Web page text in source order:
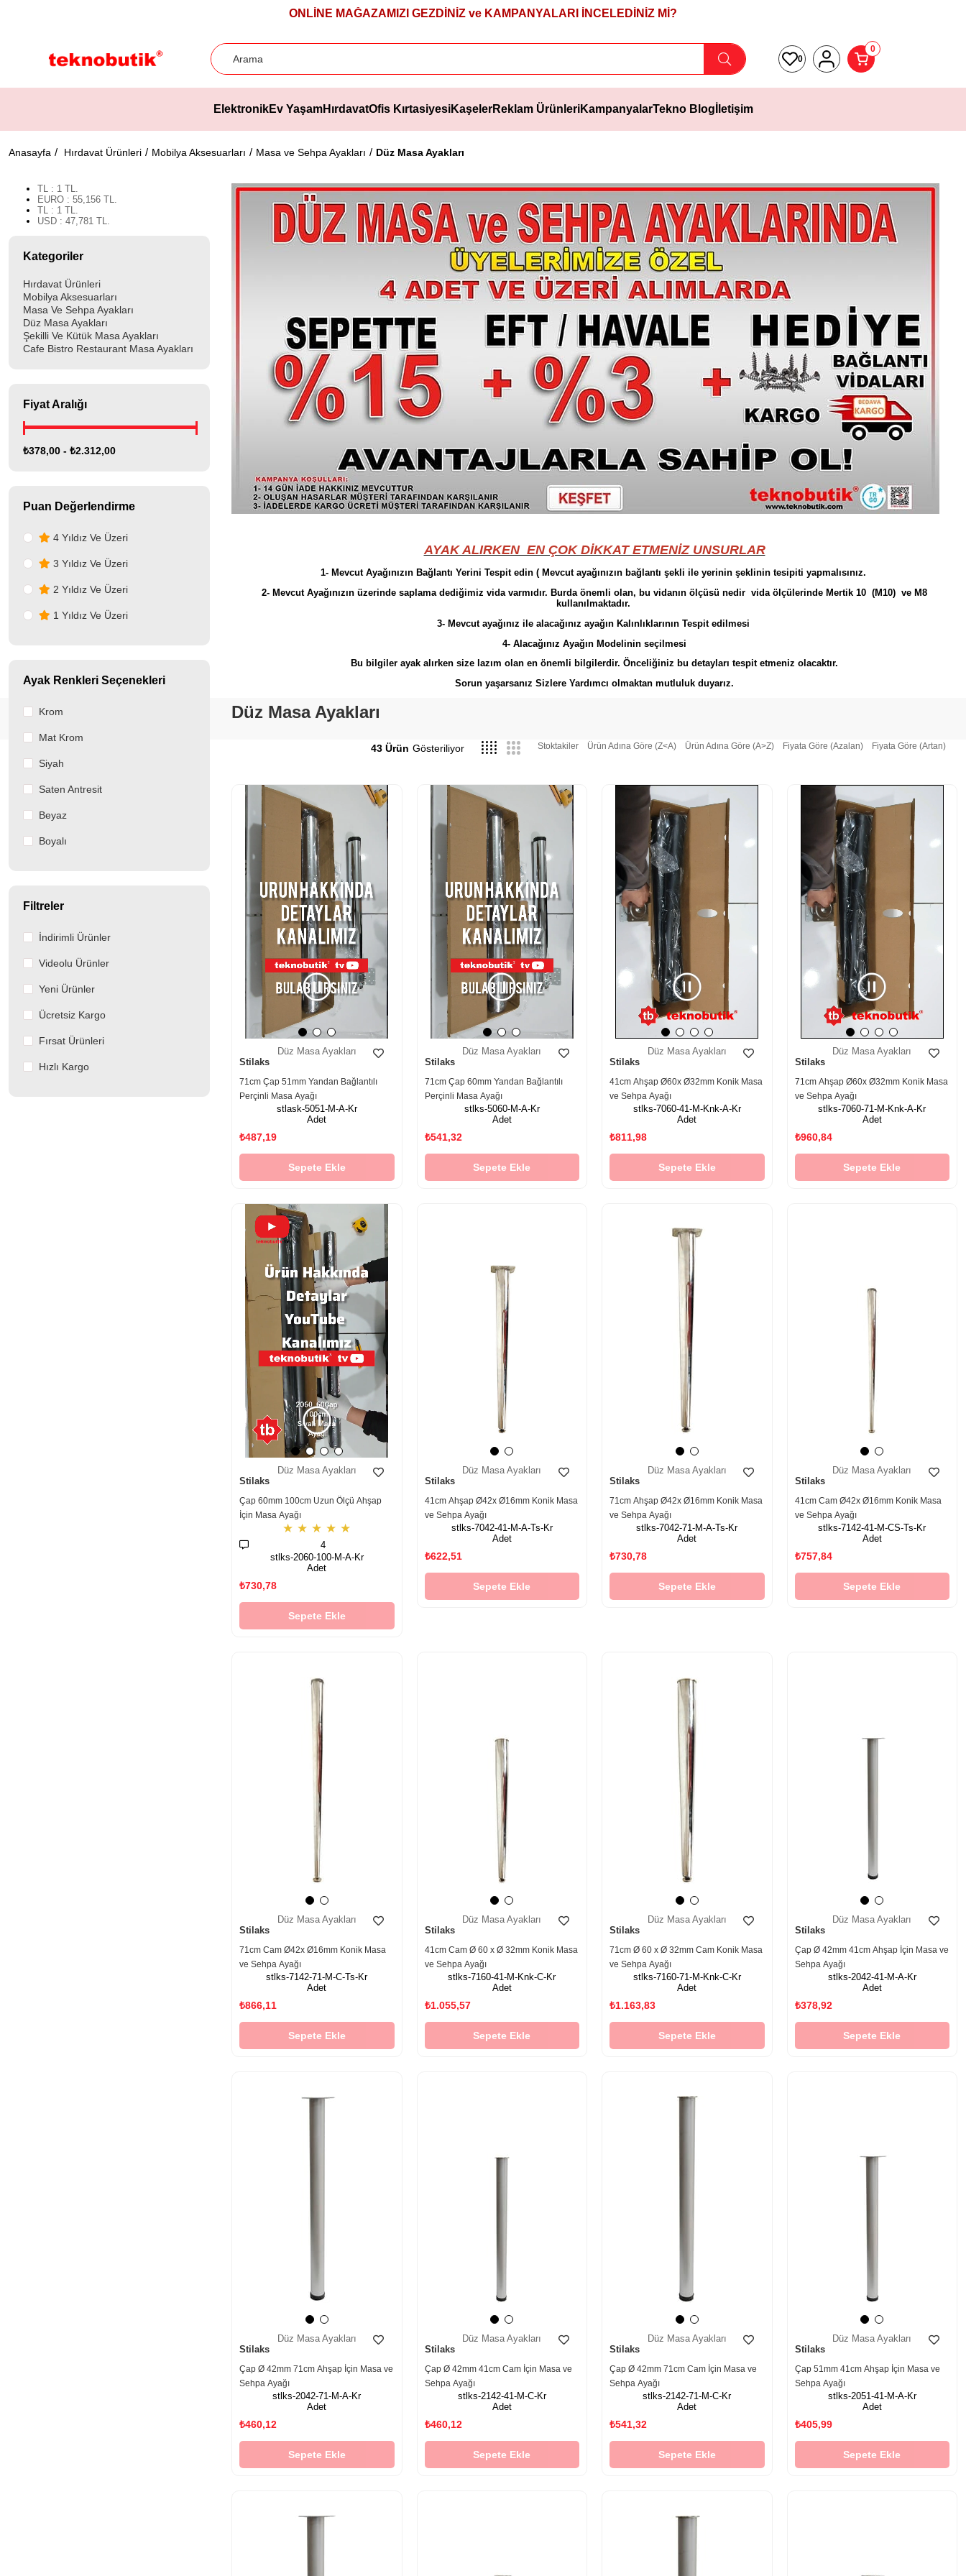
ONLİNE MAĞAZAMIZI GEZDİNİZ ve KAMPANYALARI İNCELEDİNİZ Mİ?
0
0
ElektronikEv YaşamHırdavatOfis KırtasiyesiKaşelerReklam ÜrünleriKampanyalarTekno Blog İletişim
Anasayfa Hırdavat Ürünleri Mobilya Aksesuarları Masa ve Sehpa Ayakları Düz Masa Ayakları
TL : 1 TL.
EURO : 55,156 TL.
TL : 1 TL.
USD : 47,781 TL.
Kategoriler
Hırdavat Ürünleri
Mobilya Aksesuarları
Masa Ve Sehpa Ayakları
Düz Masa Ayakları
Şekilli Ve Kütük Masa Ayakları
Cafe Bistro Restaurant Masa Ayakları
Fiyat Aralığı
₺378,00 - ₺2.312,00
Puan Değerlendirme
4 Yıldız Ve Üzeri
3 Yıldız Ve Üzeri
2 Yıldız Ve Üzeri
1 Yıldız Ve Üzeri
Ayak Renkleri Seçenekleri
Krom
Mat Krom
Siyah
Saten Antresit
Beyaz
Boyalı
Filtreler
İndirimli Ürünler
Videolu Ürünler
Yeni Ürünler
Ücretsiz Kargo
Fırsat Ürünleri
Hızlı Kargo
AYAK ALIRKEN EN ÇOK DİKKAT ETMENİZ UNSURLAR
1- Mevcut Ayağınızın Bağlantı Yerini Tespit edin ( Mevcut ayağınızın bağlantı şekli ile yerinin şeklinin tesipiti yapmalısınız.
2- Mevcut Ayağınızın üzerinde saplama dediğimiz vida varmıdır. Burda önemli olan, bu vidanın ölçüsü nedir vida ölçülerinde Mertik 10 (M10) ve M8
kullanılmaktadır.
3- Mevcut ayağınız ile alacağınız ayağın Kalınlıklarının Tespit edilmesi
4- Alacağınız Ayağın Modelinin seçilmesi
Bu bilgiler ayak alırken size lazım olan en önemli bilgilerdir. Önceliğiniz bu detayları tespit etmeniz olacaktır.
Sorun yaşarsanız Sizlere Yardımcı olmaktan mutluluk duyarız.
Düz Masa Ayakları
Fiyata Göre (Artan)
Fiyata Göre (Azalan)
Ürün Adına Göre (A>Z)
Ürün Adına Göre (Z<A)
Stoktakiler
43 Ürün
Düz Masa Ayakları
Stilaks
71cm Çap 51mm Yandan Bağlantılı
Perçinli Masa Ayağı
stlask-5051-M-A-Kr
Adet
₺487,19
Sepete Ekle
Düz Masa Ayakları
Stilaks
71cm Çap 60mm Yandan Bağlantılı
Perçinli Masa Ayağı
stlks-5060-M-A-Kr
Adet
₺541,32
Sepete Ekle
Düz Masa Ayakları
Stilaks
41cm Ahşap Ø60x Ø32mm Konik Masa
ve Sehpa Ayağı
stlks-7060-41-M-Knk-A-Kr
Adet
₺811,98
Sepete Ekle
Düz Masa Ayakları
Stilaks
71cm Ahşap Ø60x Ø32mm Konik Masa
ve Sehpa Ayağı
stlks-7060-71-M-Knk-A-Kr
Adet
₺960,84
Sepete Ekle
Düz Masa Ayakları
Stilaks
Çap 60mm 100cm Uzun Ölçü Ahşap
İçin Masa Ayağı
★ ★ ★ ★ ★
4
stlks-2060-100-M-A-Kr
Adet
₺730,78
Sepete Ekle
Düz Masa Ayakları
Stilaks
41cm Ahşap Ø42x Ø16mm Konik Masa
ve Sehpa Ayağı
stlks-7042-41-M-A-Ts-Kr
Adet
₺622,51
Sepete Ekle
Düz Masa Ayakları
Stilaks
71cm Ahşap Ø42x Ø16mm Konik Masa
ve Sehpa Ayağı
stlks-7042-71-M-A-Ts-Kr
Adet
₺730,78
Sepete Ekle
Düz Masa Ayakları
Stilaks
41cm Cam Ø42x Ø16mm Konik Masa
ve Sehpa Ayağı
stlks-7142-41-M-CS-Ts-Kr
Adet
₺757,84
Sepete Ekle
Düz Masa Ayakları
Stilaks
71cm Cam Ø42x Ø16mm Konik Masa
ve Sehpa Ayağı
stlks-7142-71-M-C-Ts-Kr
Adet
₺866,11
Sepete Ekle
Düz Masa Ayakları
Stilaks
41cm Cam Ø 60 x Ø 32mm Konik Masa
ve Sehpa Ayağı
stlks-7160-41-M-Knk-C-Kr
Adet
₺1.055,57
Sepete Ekle
Düz Masa Ayakları
Stilaks
71cm Ø 60 x Ø 32mm Cam Konik Masa
ve Sehpa Ayağı
stlks-7160-71-M-Knk-C-Kr
Adet
₺1.163,83
Sepete Ekle
Düz Masa Ayakları
Stilaks
Çap Ø 42mm 41cm Ahşap İçin Masa ve
Sehpa Ayağı
stlks-2042-41-M-A-Kr
Adet
₺378,92
Sepete Ekle
Düz Masa Ayakları
Stilaks
Çap Ø 42mm 71cm Ahşap İçin Masa ve
Sehpa Ayağı
stlks-2042-71-M-A-Kr
Adet
₺460,12
Sepete Ekle
Düz Masa Ayakları
Stilaks
Çap Ø 42mm 41cm Cam İçin Masa ve
Sehpa Ayağı
stlks-2142-41-M-C-Kr
Adet
₺460,12
Sepete Ekle
Düz Masa Ayakları
Stilaks
Çap Ø 42mm 71cm Cam İçin Masa ve
Sehpa Ayağı
stlks-2142-71-M-C-Kr
Adet
₺541,32
Sepete Ekle
Düz Masa Ayakları
Stilaks
Çap 51mm 41cm Ahşap İçin Masa ve
Sehpa Ayağı
stlks-2051-41-M-A-Kr
Adet
₺405,99
Sepete Ekle